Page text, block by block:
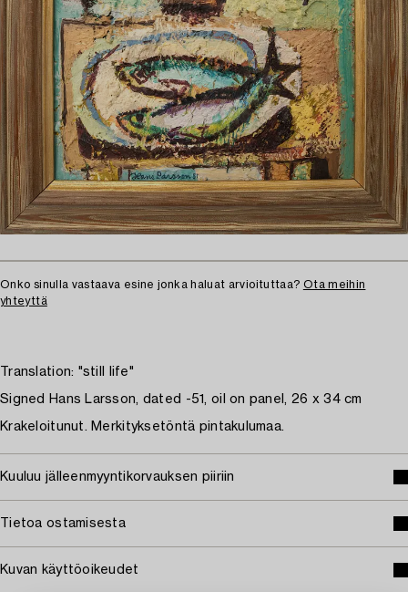
Onko sinulla vastaava esine jonka haluat arvioituttaa? Ota meihin
yhteyttä
Translation: "still life"
Signed Hans Larsson, dated -51, oil on panel, 26 x 34 cm
Krakeloitunut. Merkityksetöntä pintakulumaa.
Kuuluu jälleenmyyntikorvauksen piiriin
Tietoa ostamisesta
Kuvan käyttöoikeudet